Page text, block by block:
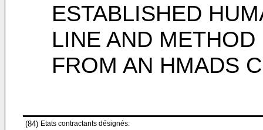
ESTABLISHED
LINE AND
FROM AN HMADS
(84) Etats contractants désignés: